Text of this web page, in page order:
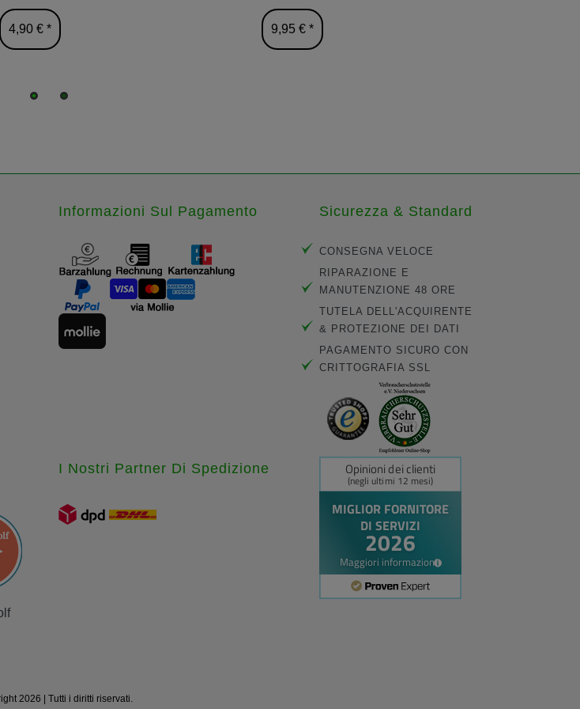
4,90 € * 9,95 € *
Informazioni Sul Pagamento Sicurezza & Standard
CONSEGNA VELOCE
RIPARAZIONE E
MANUTENZIONE 48 ORE
TUTELA DELL'ACQUIRENTE
& PROTEZIONE DEI DATI
PAGAMENTO SICURO CON
CRITTOGRAFIA SSL
I Nostri Partner Di Spedizione
2026 | Tutti i diritti riservati.